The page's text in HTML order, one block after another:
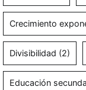
Crecimiento
Divisibilidad (2)
Educación